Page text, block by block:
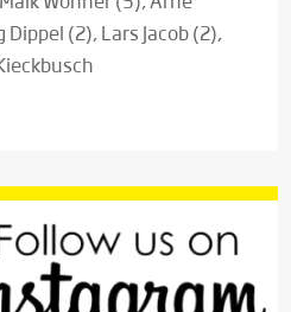
(2), Lars Jacob (2),